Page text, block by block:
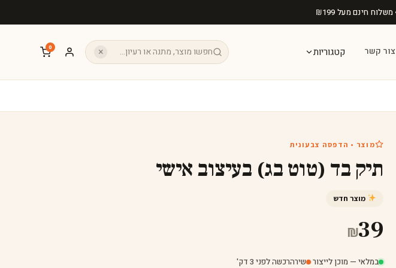
₪199
צור קשר קטגוריות ×
0
מוצר • הדפסה צבעונית
תיק בד (טוט בג) בעיצוב אישי
מוצר חדש
₪39
במלאי — מוכן לייצור· שירהרכשה לפני 3 דק'